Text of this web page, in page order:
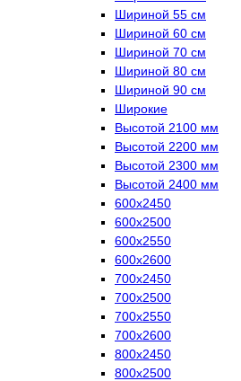
Шириной 55 см
Шириной 60 см
Шириной 70 см
Шириной 80 см
Шириной 90 см
Широкие
Высотой 2100 мм
Высотой 2200 мм
Высотой 2300 мм
Высотой 2400 мм
600х2450
600х2500
600х2550
600х2600
700х2450
700х2500
700х2550
700х2600
800х2450
800х2500